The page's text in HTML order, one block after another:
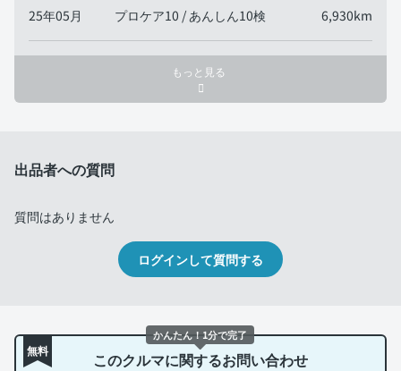
25年05月 プロケア10 / あんしん10検 6,930km
もっと見る
出品者への質問
質問はありません
ログインして質問する
無料 このクルマに関するお問い合わせ
かんたん！1分で完了